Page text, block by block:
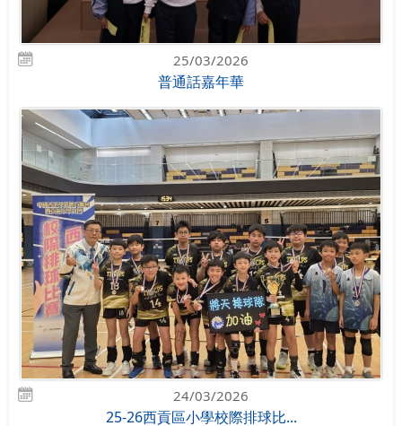
25/03/2026
普通話嘉年華
24/03/2026
25-26西貢區小學校際排球比...